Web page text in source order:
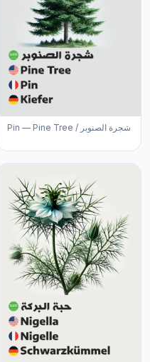
Pin — Pine Tree / شجرة الصنوبر